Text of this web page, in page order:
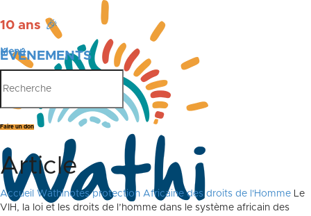
10 ans 🎉
ÉVÉNEMENTS
PUBLICATIONS
Menu
Faire un don
Article
Accueil Wathinotes protection Africaine des droits de l'Homme Le
VIH, la loi et les droits de l’homme dans le système africain des